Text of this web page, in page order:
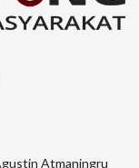
Atmaningru